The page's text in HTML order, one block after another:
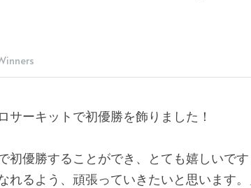
サーキットで初優勝を飾りました！
初優勝することができ、とても嬉しいで
れるよう、頑張っていきたいと思います。